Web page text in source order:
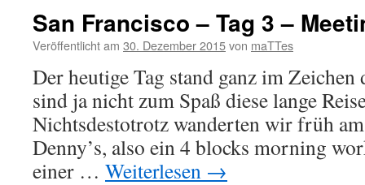
San Francisco – Tag 3 –
Veröffentlicht am 30. Dezember 2015von maTTes
Der heutige Tag stand ganz im
sind ja nicht zum Spaß diese lange
Nichtsdestotrotz wanderten wir früh
Denny’s, also ein 4 blocks morning
einer … Weiterlesen →